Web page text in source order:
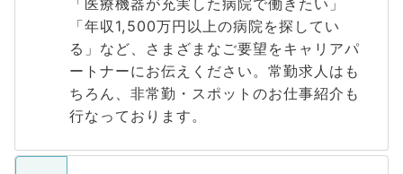
「医療機器が充実した病院で働きたい」
「年収1,500万円以上の病院を探してい
る」など、さまざまなご要望をキャリアパ
ートナーにお伝えください。常勤求人はも
ちろん、非常勤・スポットのお仕事紹介も
行なっております。